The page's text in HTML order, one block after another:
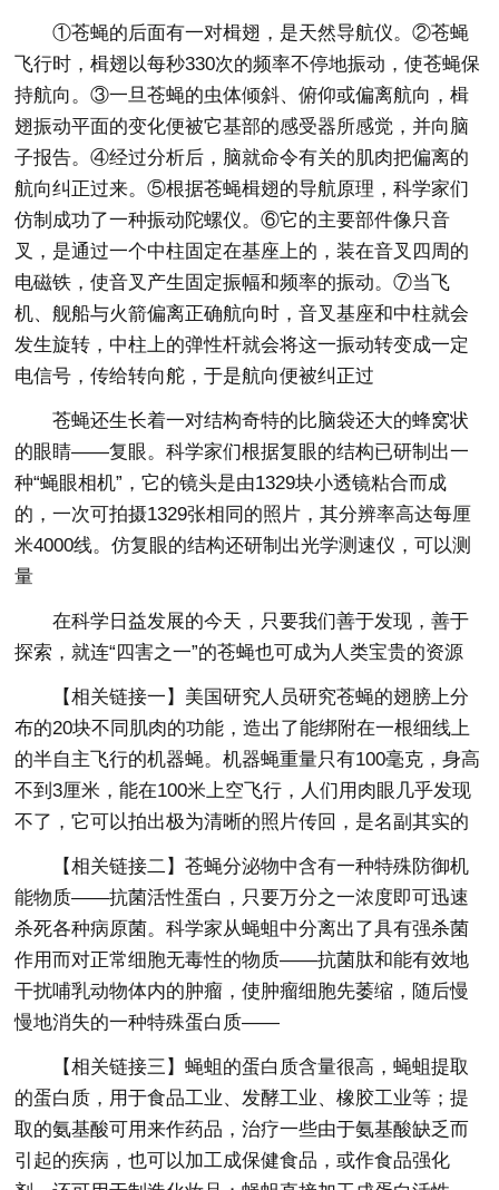
①苍蝇的后面有一对楫翅，是天然导航仪。②苍蝇
飞行时，楫翅以每秒330次的频率不停地振动，使苍蝇保
持航向。③一旦苍蝇的虫体倾斜、俯仰或偏离航向，楫
翅振动平面的变化便被它基部的感受器所感觉，并向脑
子报告。④经过分析后，脑就命令有关的肌肉把偏离的
航向纠正过来。⑤根据苍蝇楫翅的导航原理，科学家们
仿制成功了一种振动陀螺仪。⑥它的主要部件像只音
叉，是通过一个中柱固定在基座上的，装在音叉四周的
电磁铁，使音叉产生固定振幅和频率的振动。⑦当飞
机、舰船与火箭偏离正确航向时，音叉基座和中柱就会
发生旋转，中柱上的弹性杆就会将这一振动转变成一定
电信号，传给转向舵，于是航向便被纠正过
苍蝇还生长着一对结构奇特的比脑袋还大的蜂窝状
的眼睛——复眼。科学家们根据复眼的结构已研制出一
种“蝇眼相机”，它的镜头是由1329块小透镜粘合而成
的，一次可拍摄1329张相同的照片，其分辨率高达每厘
米4000线。仿复眼的结构还研制出光学测速仪，可以测
量
在科学日益发展的今天，只要我们善于发现，善于
探索，就连“四害之一”的苍蝇也可成为人类宝贵的资源
【相关链接一】美国研究人员研究苍蝇的翅膀上分
布的20块不同肌肉的功能，造出了能绑附在一根细线上
的半自主飞行的机器蝇。机器蝇重量只有100毫克，身高
不到3厘米，能在100米上空飞行，人们用肉眼几乎发现
不了，它可以拍出极为清晰的照片传回，是名副其实的
【相关链接二】苍蝇分泌物中含有一种特殊防御机
能物质——抗菌活性蛋白，只要万分之一浓度即可迅速
杀死各种病原菌。科学家从蝇蛆中分离出了具有强杀菌
作用而对正常细胞无毒性的物质——抗菌肽和能有效地
干扰哺乳动物体内的肿瘤，使肿瘤细胞先萎缩，随后慢
慢地消失的一种特殊蛋白质——
【相关链接三】蝇蛆的蛋白质含量很高，蝇蛆提取
的蛋白质，用于食品工业、发酵工业、橡胶工业等；提
取的氨基酸可用来作药品，治疗一些由于氨基酸缺乏而
引起的疾病，也可以加工成保健食品，或作食品强化